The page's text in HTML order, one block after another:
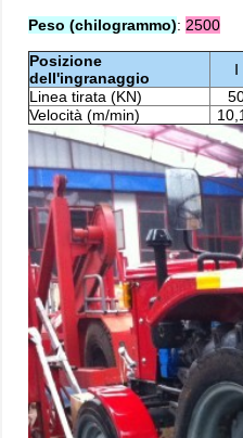
Peso (chilogrammo): 2500
Posizione
dell'ingranaggio
Ⅰ
Linea tirata (KN)
Velocità (m/min)